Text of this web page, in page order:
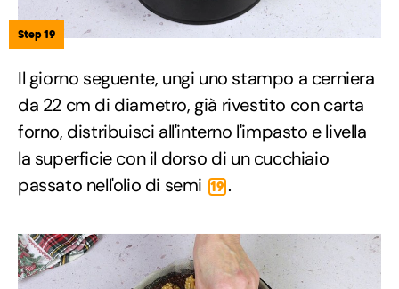
Step 19
Il giorno seguente, ungi uno stampo a cerniera
da 22 cm di diametro, già rivestito con carta
forno, distribuisci all'interno l'impasto e livella
la superficie con il dorso di un cucchiaio
passato nell'olio di semi 19 .